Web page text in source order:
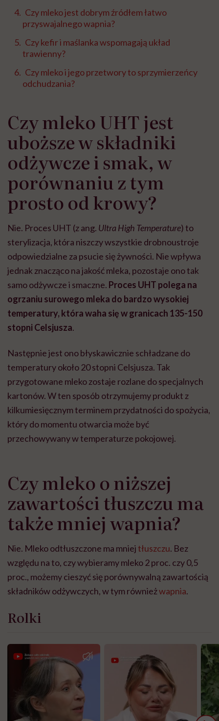
Czy mleko jest dobrym źródłem łatwo
przyswajalnego wapnia?
Czy kefir i maślanka wspomagają układ
trawienny?
Czy mleko i jego przetwory to sprzymierzeńcy
odchudzania?
Czy mleko UHT jest
uboższe w składniki
odżywcze i smak, w
porównaniu z tym
prosto od krowy?
Nie. Proces UHT (z ang. Ultra High Temperature) to
sterylizacja, która niszczy wszystkie drobnoustroje
odpowiedzialne za psucie się żywności. Nie wpływa
jednak znacząco na jakość mleka, pozostaje ono tak
samo odżywcze i smaczne. Proces UHT polega na
ogrzaniu surowego mleka do bardzo wysokiej
temperatury, która waha się w granicach 135-150
stopni Celsjusza.
Następnie jest ono błyskawicznie schładzane do
temperatury około 20 stopni Celsjusza. Tak
przygotowane mleko zostaje rozlane do specjalnych
kartonów. W ten sposób otrzymujemy produkt z
kilkumiesięcznym terminem przydatności do spożycia,
który do momentu otwarcia może być
przechowywany w temperaturze pokojowej.
Czy mleko o niższej
zawartości tłuszczu ma
także mniej wapnia?
Nie. Mleko odtłuszczone ma mniejtłuszczu. Bez
względu na to, czy wybieramy mleko 2 proc. czy 0,5
proc., możemy cieszyć się porównywalną zawartością
składników odżywczych, w tym równieżwapnia.
Rolki